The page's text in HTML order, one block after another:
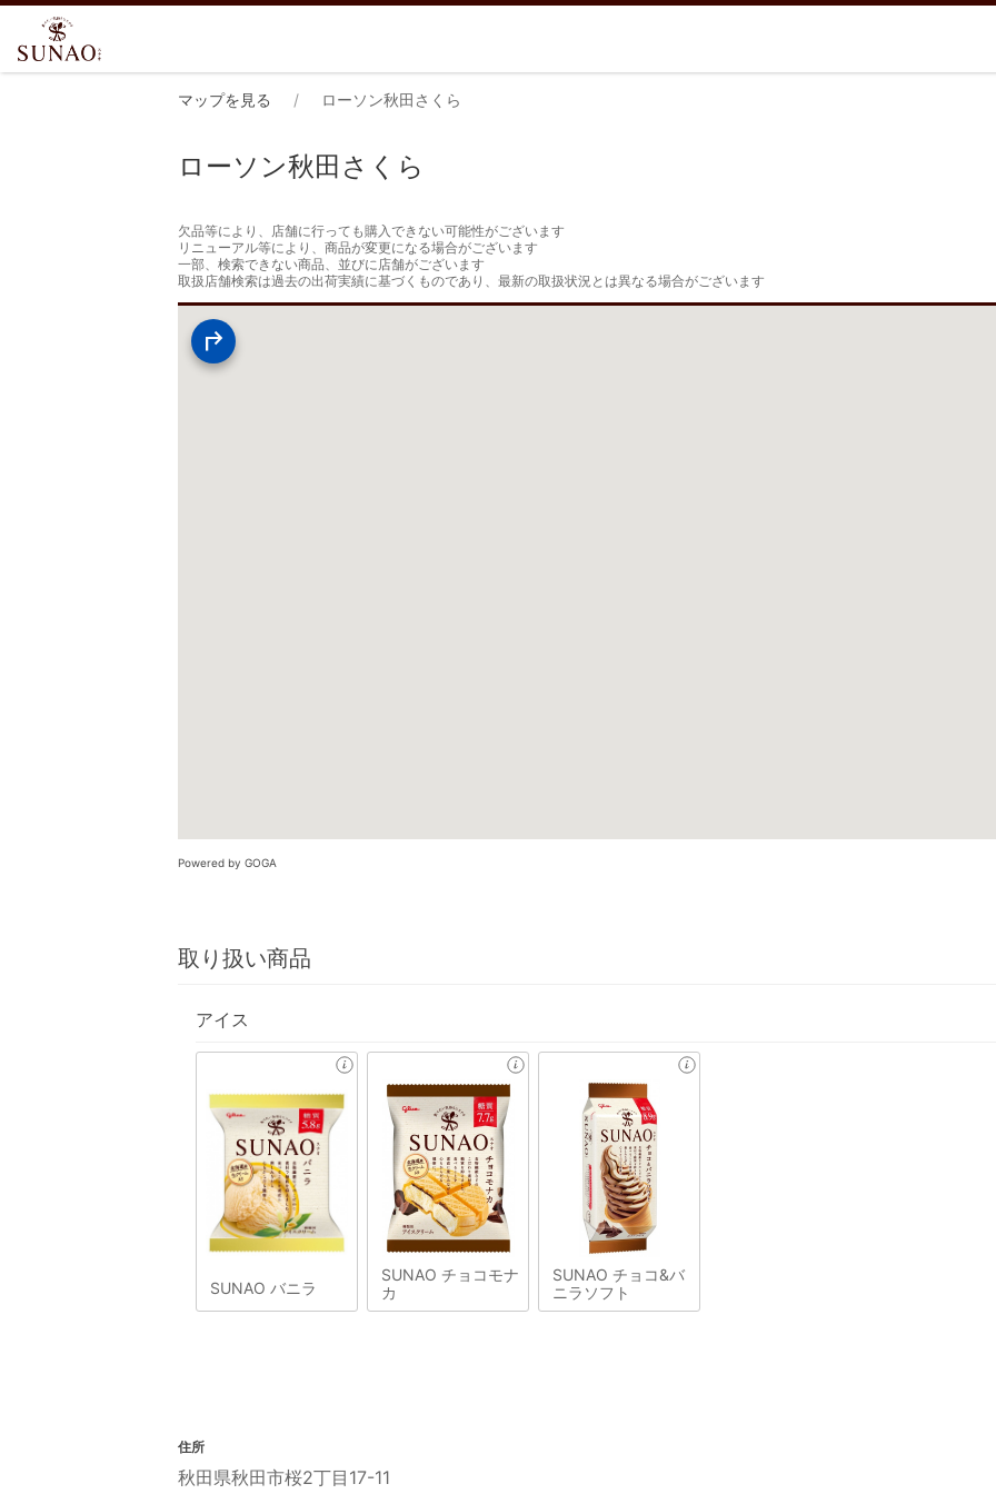
マップを見る ローソン秋田さくら
ローソン秋田さくら
欠品等により、店舗に行っても購入できない可能性がございます
リニューアル等により、商品が変更になる場合がございます
一部、検索できない商品、並びに店舗がございます
取扱店舗検索は過去の出荷実績に基づくものであり、最新の取扱状況とは異なる場合がございます
Powered by GOGA
取り扱い商品
アイス
SUNAO バニラ
SUNAO チョコモナ
カ
SUNAO チョコ&バ
ニラソフト
住所
秋田県秋田市桜2丁目17-11